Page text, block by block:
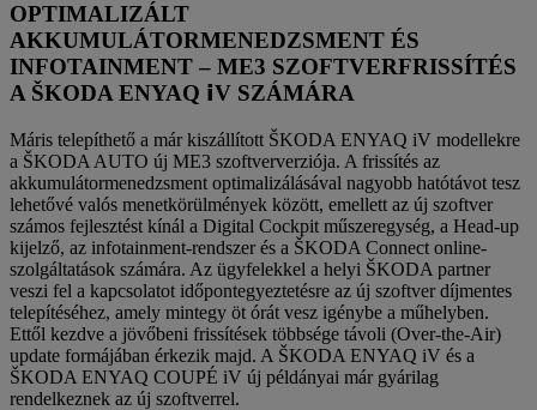
OPTIMALIZÁLT
AKKUMULÁTORMENEDZSMENT ÉS
INFOTAINMENT – ME3 SZOFTVERFRISSÍTÉS
A ŠKODA ENYAQ 𝗶V SZÁMÁRA
Máris telepíthető a már kiszállított ŠKODA ENYAQ iV modellekre
a ŠKODA AUTO új ME3 szoftververziója. A frissítés az
akkumulátormenedzsment optimalizálásával nagyobb hatótávot tesz
lehetővé valós menetkörülmények között, emellett az új szoftver
számos fejlesztést kínál a Digital Cockpit műszeregység, a Head-up
kijelző, az infotainment-rendszer és a ŠKODA Connect online-
szolgáltatások számára. Az ügyfelekkel a helyi ŠKODA partner
veszi fel a kapcsolatot időpontegyeztetésre az új szoftver díjmentes
telepítéséhez, amely mintegy öt órát vesz igénybe a műhelyben.
Ettől kezdve a jövőbeni frissítések többsége távoli (Over-the-Air)
update formájában érkezik majd. A ŠKODA ENYAQ iV és a
ŠKODA ENYAQ COUPÉ iV új példányai már gyárilag
rendelkeznek az új szoftverrel.